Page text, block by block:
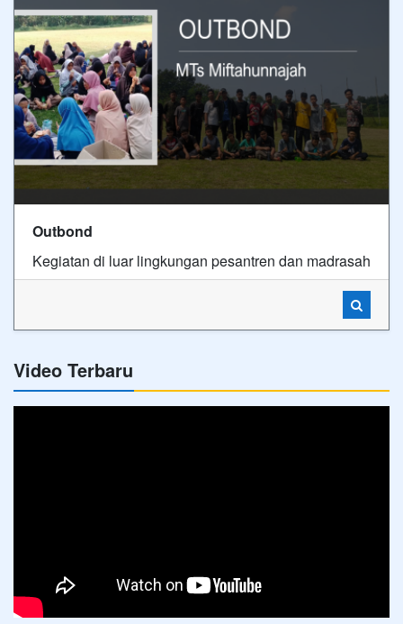
Outbond
Kegiatan di luar lingkungan pesantren dan madrasah
Video Terbaru